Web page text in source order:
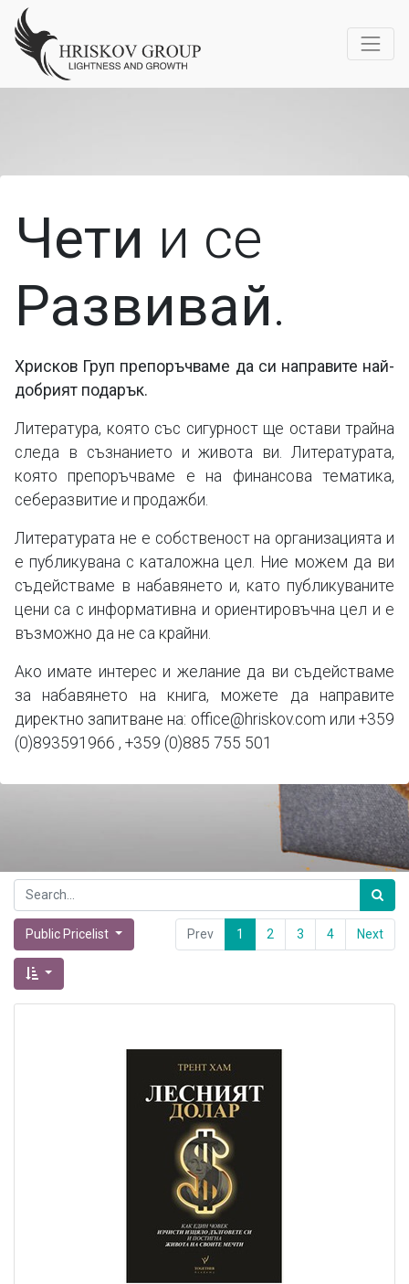
Чети и се
Развивай.
Хрисков Груп препоръчваме да си направите най-
добрият подарък.
Литература, която със сигурност ще остави трайна
следа в съзнанието и живота ви. Литературата,
която препоръчваме е на финансова тематика,
себеразвитие и продажби.
Литературата не е собственост на организацията и
е публикувана с каталожна цел. Ние можем да ви
съдействаме в набавянето и, като публикуваните
цени са с информативна и ориентировъчна цел и е
възможно да не са крайни.
Ако имате интерес и желание да ви съдействаме
за набавянето на книга, можете да направите
директно запитване на: office@hriskov.com или +359
(0)893591966 , +359 (0)885 755 501
Public Pricelist Prev 1 2 3 4 Next